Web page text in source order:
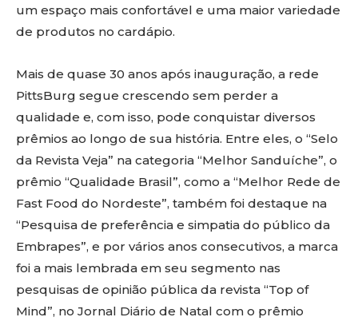
um espaço mais confortável e uma maior variedade
de produtos no cardápio.
Mais de quase 30 anos após inauguração, a rede
PittsBurg segue crescendo sem perder a
qualidade e, com isso, pode conquistar diversos
prêmios ao longo de sua história. Entre eles, o “Selo
da Revista Veja” na categoria “Melhor Sanduíche”, o
prêmio “Qualidade Brasil”, como a “Melhor Rede de
Fast Food do Nordeste”, também foi destaque na
“Pesquisa de preferência e simpatia do público da
Embrapes”, e por vários anos consecutivos, a marca
foi a mais lembrada em seu segmento nas
pesquisas de opinião pública da revista “Top of
Mind”, no Jornal Diário de Natal com o prêmio